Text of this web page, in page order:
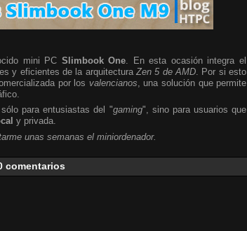
mini PC Slimbook One . En esta ocasión integra el
y eficientes de la arquitecturaZen 5 de AMD . Por si esto
por los valencianos , una solución que permite
para entusiastas del "gaming", sino para usuarios que
y privada.
unas semanas el miniordenador.
comentarios